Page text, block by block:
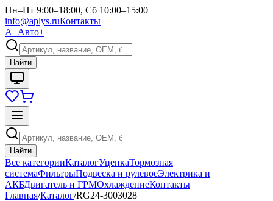
Пн–Пт 9:00–18:00, Сб 10:00–15:00
info@aplys.ruКонтакты
А+Авто+
Найти
Найти
Все категорииКаталогУценкаТормозная
системаФильтрыПодвеска и рулевоеЭлектрика и
АКБДвигатель и ГРМОхлаждениеКонтакты
Главная/Каталог/RG24-3003028